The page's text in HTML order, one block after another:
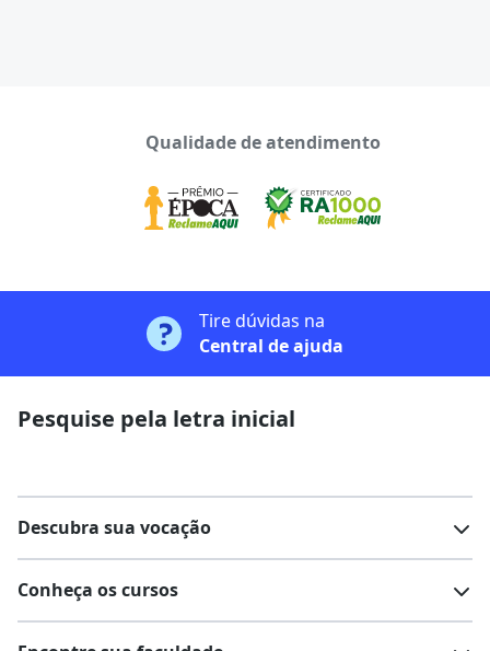
Qualidade de atendimento
Tire dúvidas na
Central de ajuda
Pesquise pela letra inicial
Descubra sua vocação
Conheça os cursos